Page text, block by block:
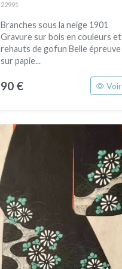
22991
Branches sous la neige 1901
Gravure sur bois en couleurs et
rehauts de gofun Belle épreuve
sur papie...
90 € Voir